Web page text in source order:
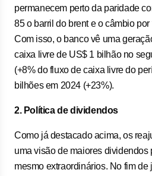
permanecem perto da paridade
85 o barril do brent e o câmbio
Com isso, o banco vê uma
caixa livre de US$ 1 bilhão no
(+8% do fluxo de caixa livre do
bilhões em 2024 (+23%).
2. Política de dividendos
Como já destacado acima, os
uma visão de maiores dividendos
mesmo extraordinários. No fim de